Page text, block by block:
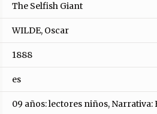
The Selfish Giant
WILDE, Oscar
1888
es
09 años: lectores niños, Narrativa: